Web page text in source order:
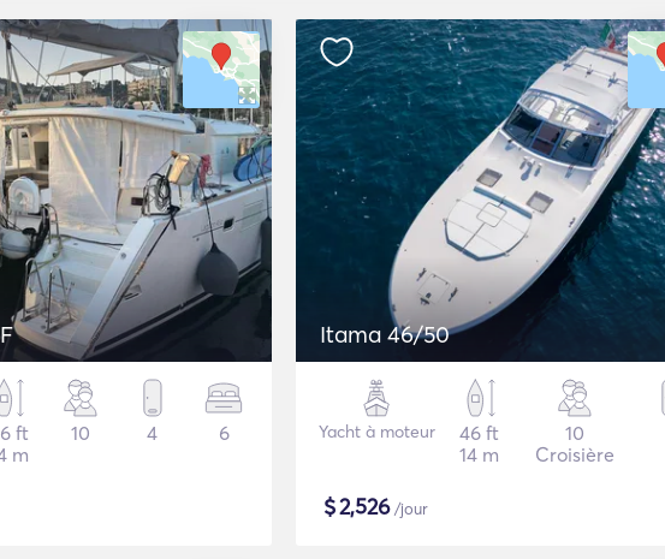
ft
m
10 4 6
Itama 46/50
Yacht à moteur
46 ft
14 m
10
Croisière
$2,526/jour